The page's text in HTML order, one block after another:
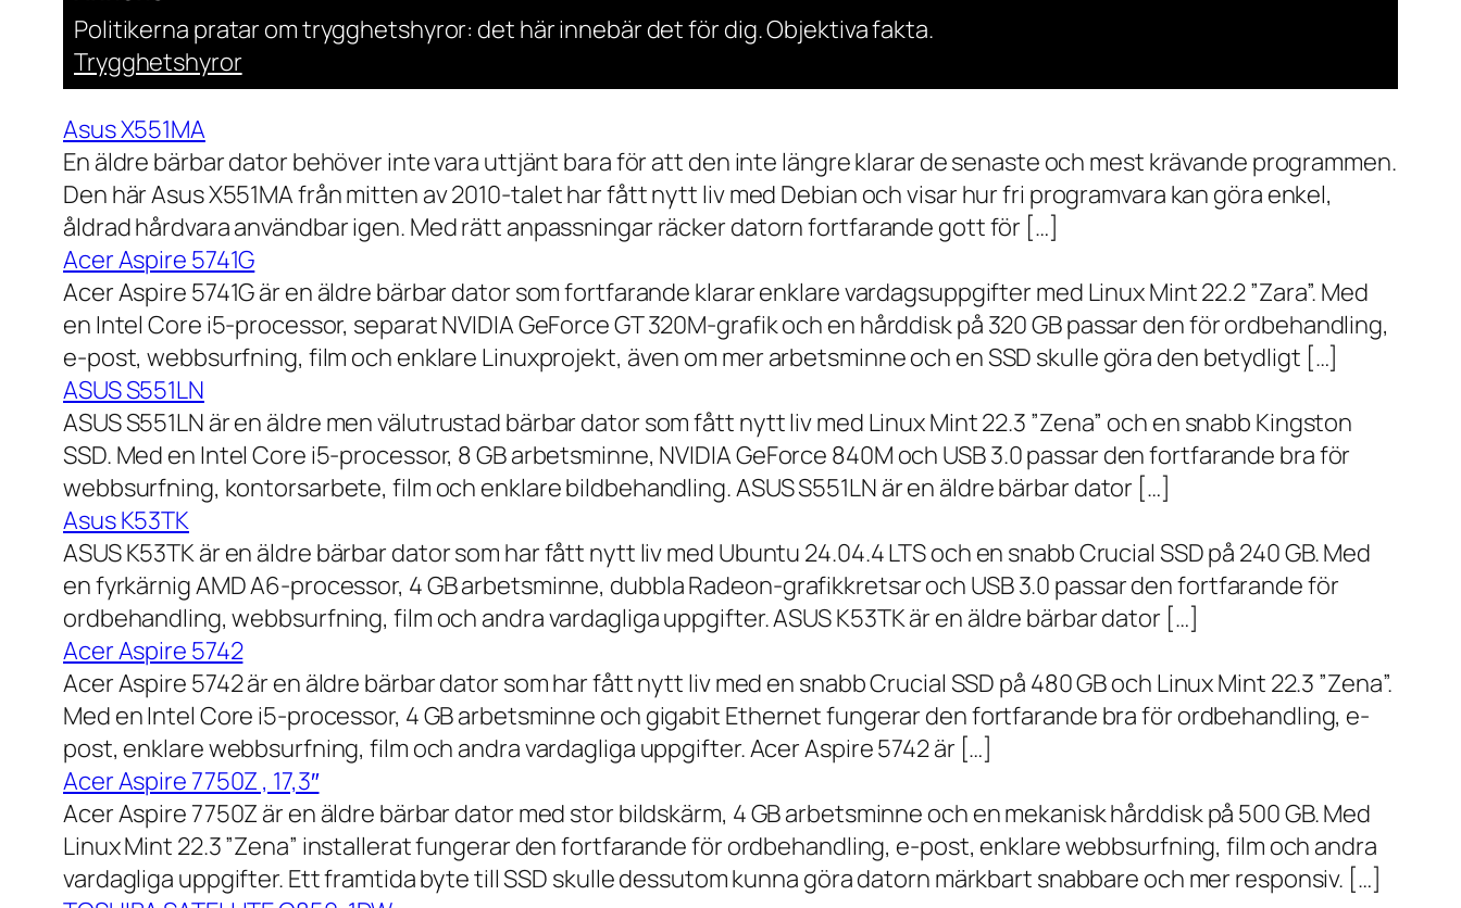
Politikerna pratar om trygghetshyror: det här innebär det för dig. Objektiva fakta.
Trygghetshyror
Asus X551MA
En äldre bärbar dator behöver inte vara uttjänt bara för att den inte längre klarar de senaste och mest krävande programmen.
Den här Asus X551MA från mitten av 2010-talet har fått nytt liv med Debian och visar hur fri programvara kan göra enkel,
åldrad hårdvara användbar igen. Med rätt anpassningar räcker datorn fortfarande gott för […]
Acer Aspire 5741G
Acer Aspire 5741G är en äldre bärbar dator som fortfarande klarar enklare vardagsuppgifter med Linux Mint 22.2 ”Zara”. Med
en Intel Core i5-processor, separat NVIDIA GeForce GT 320M-grafik och en hårddisk på 320 GB passar den för ordbehandling,
e-post, webbsurfning, film och enklare Linuxprojekt, även om mer arbetsminne och en SSD skulle göra den betydligt […]
ASUS S551LN
ASUS S551LN är en äldre men välutrustad bärbar dator som fått nytt liv med Linux Mint 22.3 ”Zena” och en snabb Kingston
SSD. Med en Intel Core i5-processor, 8 GB arbetsminne, NVIDIA GeForce 840M och USB 3.0 passar den fortfarande bra för
webbsurfning, kontorsarbete, film och enklare bildbehandling. ASUS S551LN är en äldre bärbar dator […]
Asus K53TK
ASUS K53TK är en äldre bärbar dator som har fått nytt liv med Ubuntu 24.04.4 LTS och en snabb Crucial SSD på 240 GB. Med
en fyrkärnig AMD A6-processor, 4 GB arbetsminne, dubbla Radeon-grafikkretsar och USB 3.0 passar den fortfarande för
ordbehandling, webbsurfning, film och andra vardagliga uppgifter. ASUS K53TK är en äldre bärbar dator […]
Acer Aspire 5742
Acer Aspire 5742 är en äldre bärbar dator som har fått nytt liv med en snabb Crucial SSD på 480 GB och Linux Mint 22.3 ”Zena”.
Med en Intel Core i5-processor, 4 GB arbetsminne och gigabit Ethernet fungerar den fortfarande bra för ordbehandling, e-
post, enklare webbsurfning, film och andra vardagliga uppgifter. Acer Aspire 5742 är […]
Acer Aspire 7750Z , 17,3″
Acer Aspire 7750Z är en äldre bärbar dator med stor bildskärm, 4 GB arbetsminne och en mekanisk hårddisk på 500 GB. Med
Linux Mint 22.3 ”Zena” installerat fungerar den fortfarande för ordbehandling, e-post, enklare webbsurfning, film och andra
vardagliga uppgifter. Ett framtida byte till SSD skulle dessutom kunna göra datorn märkbart snabbare och mer responsiv. […]